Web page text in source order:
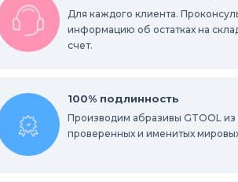
круги
Для каждого клиента.
информацию об остатках на
счет.
100% подлинность
Производим абразивы GTOOL
проверенных и именитых